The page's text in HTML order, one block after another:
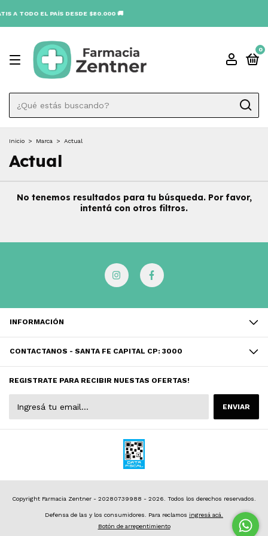
A TODO EL PAÍS DESDE $80.000 🚚
0
Inicio > Marca > Actual
Actual
No tenemos resultados para tu búsqueda. Por favor,
intentá con otros filtros.
INFORMACIÓN
CONTACTANOS - SANTA FE CAPITAL CP: 3000
REGISTRATE PARA RECIBIR NUESTAS OFERTAS!
Copyright Farmacia Zentner - 20280739988 - 2026. Todos los derechos reservados.
Defensa de las y los consumidores. Para reclamos ingresá acá.
Botón de arrepentimiento